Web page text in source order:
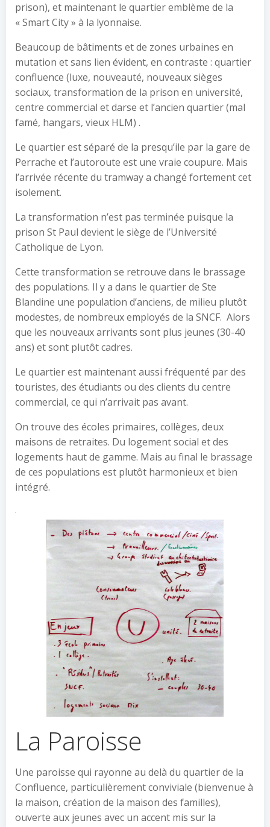
prison), et maintenant le quartier emblème de la
« Smart City » à la lyonnaise.
Beaucoup de bâtiments et de zones urbaines en
mutation et sans lien évident, en contraste : quartier
confluence (luxe, nouveauté, nouveaux sièges
sociaux, transformation de la prison en université,
centre commercial et darse et l’ancien quartier (mal
famé, hangars, vieux HLM) .
Le quartier est séparé de la presqu’ile par la gare de
Perrache et l’autoroute est une vraie coupure. Mais
l’arrivée récente du tramway a changé fortement cet
isolement.
La transformation n’est pas terminée puisque la
prison St Paul devient le siège de l’Université
Catholique de Lyon.
Cette transformation se retrouve dans le brassage
des populations. Il y a dans le quartier de Ste
Blandine une population d’anciens, de milieu plutôt
modestes, de nombreux employés de la SNCF. Alors
que les nouveaux arrivants sont plus jeunes (30-40
ans) et sont plutôt cadres.
Le quartier est maintenant aussi fréquenté par des
touristes, des étudiants ou des clients du centre
commercial, ce qui n’arrivait pas avant.
On trouve des écoles primaires, collèges, deux
maisons de retraites. Du logement social et des
logements haut de gamme. Mais au final le brassage
de ces populations est plutôt harmonieux et bien
intégré.
La Paroisse
Une paroisse qui rayonne au delà du quartier de la
Confluence, particulièrement conviviale (bienvenue à
la maison, création de la maison des familles),
ouverte aux jeunes avec un accent mis sur la